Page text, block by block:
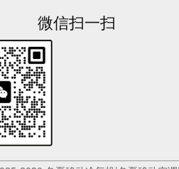
微信扫一扫